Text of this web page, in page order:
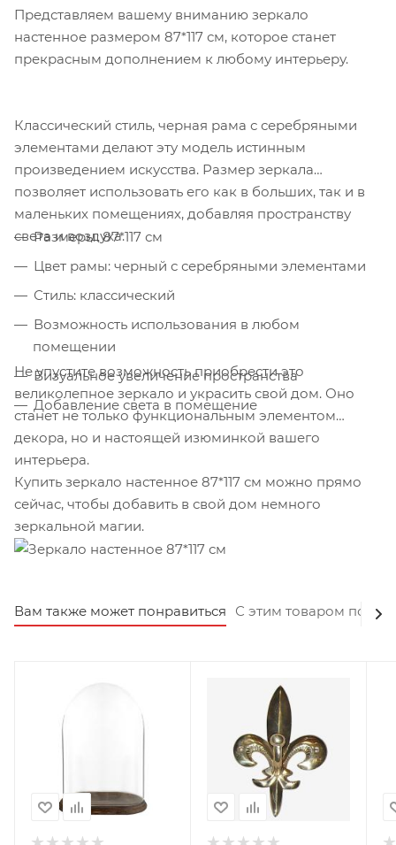
Представляем вашему вниманию зеркало
настенное размером 87*117 см, которое станет
прекрасным дополнением к любому интерьеру.
Классический стиль, черная рама с серебряными
элементами делают эту модель истинным
произведением искусства. Размер зеркала
позволяет использовать его как в больших, так и в
маленьких помещениях, добавляя пространству
света и воздуха.
Размеры: 87*117 см
Цвет рамы: черный с серебряными элементами
Стиль: классический
Возможность использования в любом
помещении
Визуальное увеличение пространства
Добавление света в помещение
Не упустите возможность приобрести это
великолепное зеркало и украсить свой дом. Оно
станет не только функциональным элементом
декора, но и настоящей изюминкой вашего
интерьера.
Купить зеркало настенное 87*117 см можно прямо
сейчас, чтобы добавить в свой дом немного
зеркальной магии.
Вам также может понравиться С этим товаром